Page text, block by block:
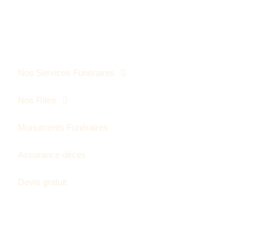
Nos Services Funéraires
Nos Rites
Monuments Funéraires
Assurance décès
Devis gratuit